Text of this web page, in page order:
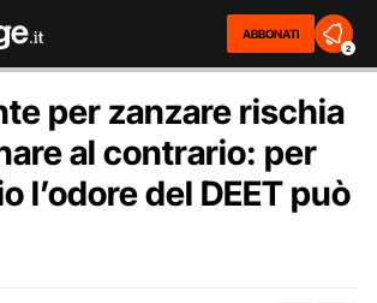
ABBONATI
2
per zanzare rischia
al contrario: per
l’odore del DEET può